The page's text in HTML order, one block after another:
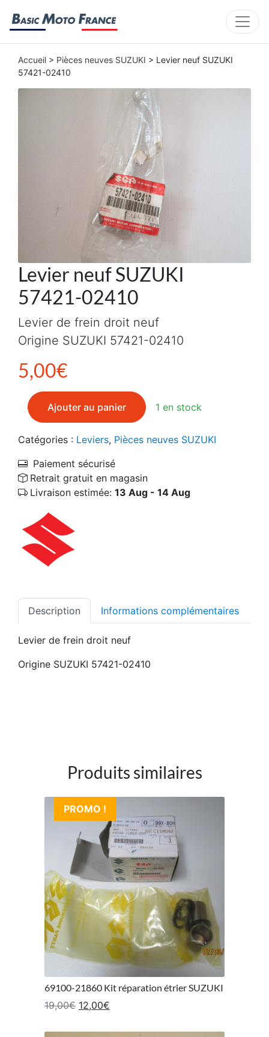
Accueil > Pièces neuves SUZUKI > Levier neuf SUZUKI
57421-02410
Levier neuf SUZUKI
57421-02410
5,00€
Levier de frein droit neuf
Origine SUZUKI 57421-02410
1 en stock
quantité de Levier neuf SUZUKI 57421-02410
Ajouter au panier
Catégories : Leviers, Pièces neuves SUZUKI
Paiement sécurisé
Retrait gratuit en magasin
Livraison estimée: 13 Aug - 14 Aug
Description Informations complémentaires
Levier de frein droit neuf
Origine SUZUKI 57421-02410
Produits similaires
PROMO !
69100-21860 Kit réparation étrier SUZUKI
19,00€ Le prix initial était : 19,00€.
12,00€